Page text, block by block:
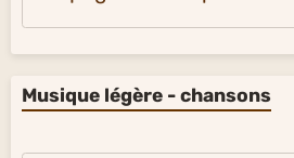
Musique légère - chansons